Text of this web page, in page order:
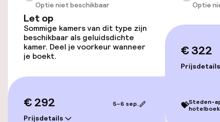
Overal rolstoeltoegankelijk
Lift
Voor toegankelijkheid
geoptimaliseerde kamers beschikbaar
Kamers
Optie niet beschikbaar
Let op
Sommige kamers van dit type zijn
beschikbaar als geluidsdichte
kamer. Deel je voorkeur wanneer
je boekt.
€ 292
Prijsdetails
5–6 sep.
Optie
€ 322
Prijsdetails
💝Steden-